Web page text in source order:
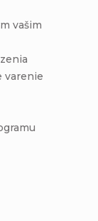
vašim
varenie